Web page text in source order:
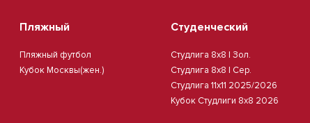
Пляжный
Пляжный футбол
Кубок Москвы(жен.)
Студенческий
Студлига 8х8 | Зол.
Студлига 8х8 | Сер.
Студлига 11х11 2025/2026
Кубок Студлиги 8х8 2026